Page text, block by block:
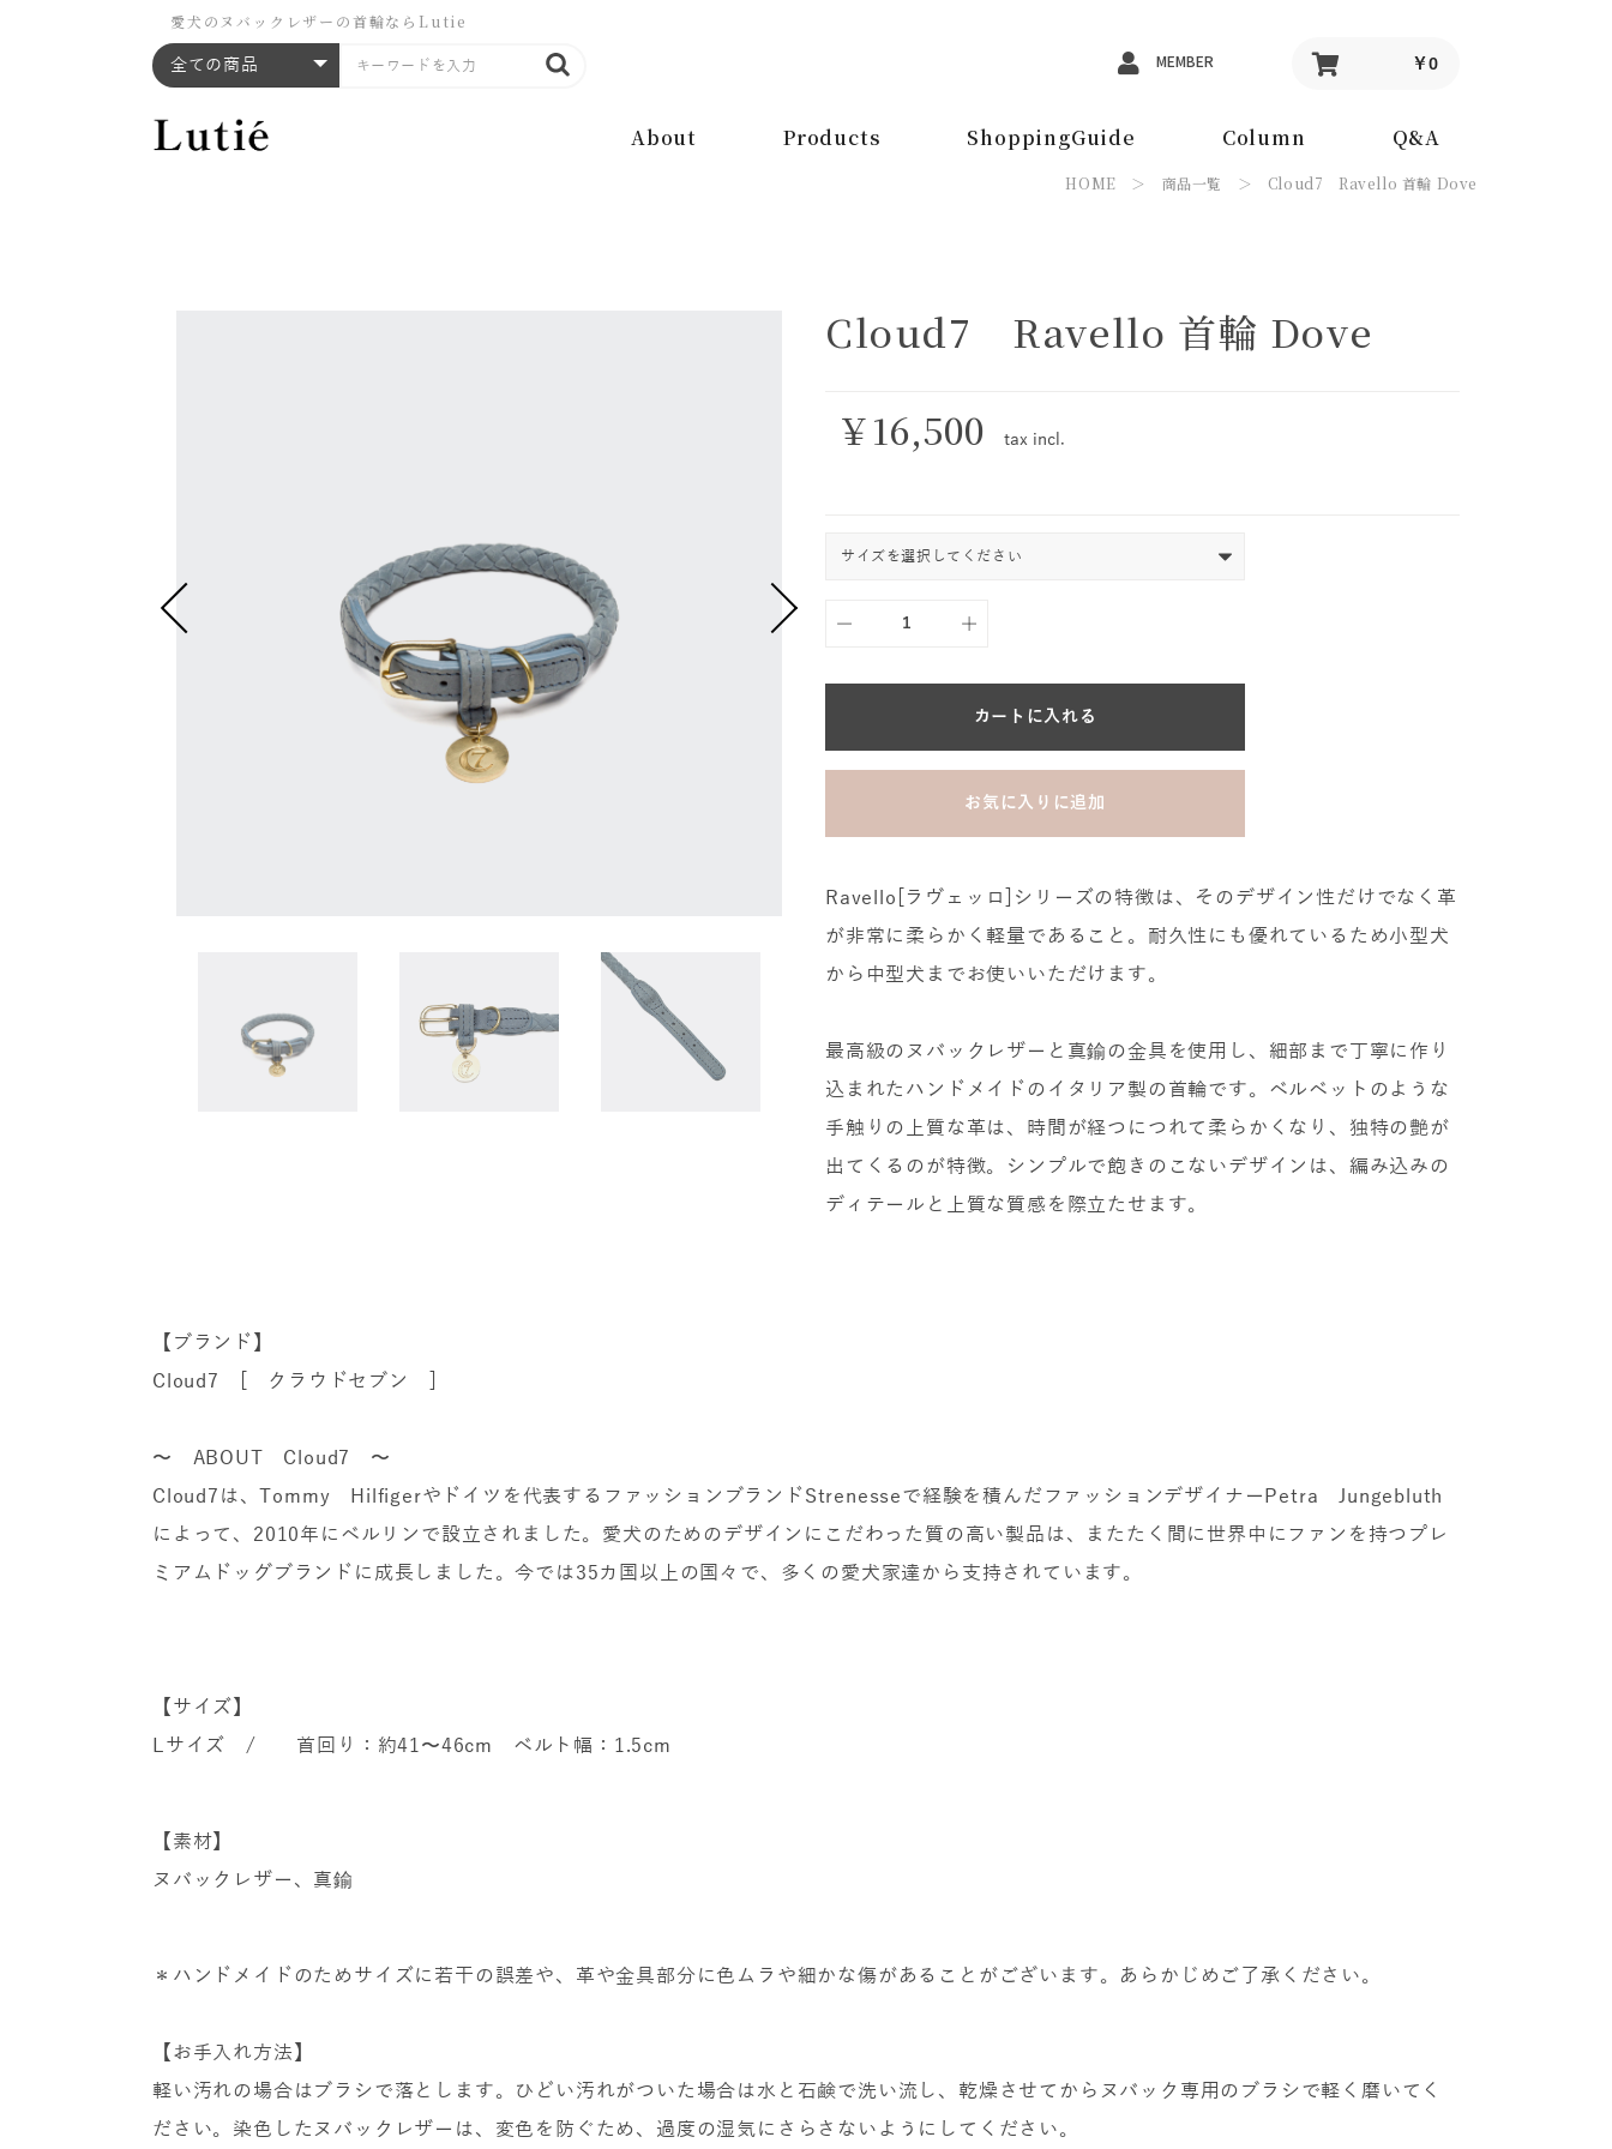
愛犬のヌバックレザーの首輪ならLutie
全ての商品 MEMBER ￥0
About Products ShoppingGuide Column Q&A
HOME ＞ 商品一覧 ＞ Cloud7 Ravello 首輪 Dove
Cloud7 Ravello 首輪 Dove
￥16,500 tax incl.
カートに入れる
お気に入りに追加
Ravello[ラヴェッロ]シリーズの特徴は、そのデザイン性だけでなく革
が非常に柔らかく軽量であること。耐久性にも優れているため小型犬
から中型犬までお使いいただけます。
最高級のヌバックレザーと真鍮の金具を使用し、細部まで丁寧に作り
込まれたハンドメイドのイタリア製の首輪です。ベルベットのような
手触りの上質な革は、時間が経つにつれて柔らかくなり、独特の艶が
出てくるのが特徴。シンプルで飽きのこないデザインは、編み込みの
ディテールと上質な質感を際立たせます。
【ブランド】
Cloud7 [ クラウドセブン ]
〜 ABOUT Cloud7 〜
Cloud7は、Tommy Hilfigerやドイツを代表するファッションブランドStrenesseで経験を積んだファッションデザイナーPetra Jungebluth
によって、2010年にベルリンで設立されました。愛犬のためのデザインにこだわった質の高い製品は、またたく間に世界中にファンを持つプレ
ミアムドッグブランドに成長しました。今では35カ国以上の国々で、多くの愛犬家達から支持されています。
【サイズ】
Lサイズ / 首回り：約41〜46cm ベルト幅：1.5cm
【素材】
ヌバックレザー、真鍮
＊ハンドメイドのためサイズに若干の誤差や、革や金具部分に色ムラや細かな傷があることがございます。あらかじめご了承ください。
【お手入れ方法】
軽い汚れの場合はブラシで落とします。ひどい汚れがついた場合は水と石鹸で洗い流し、乾燥させてからヌバック専用のブラシで軽く磨いてく
ださい。染色したヌバックレザーは、変色を防ぐため、過度の湿気にさらさないようにしてください。